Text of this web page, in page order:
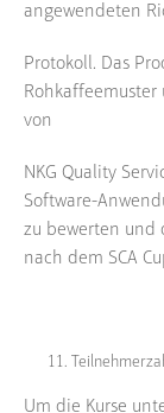
angewendeten
Protokoll. Das
von
NKG Quality
Software-
zu bewerten und
nach dem SCA
Um die Kurse